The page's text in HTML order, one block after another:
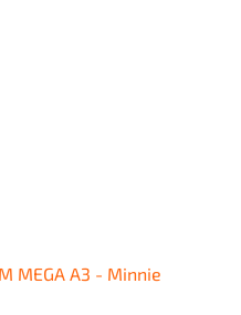
MEGA A3 - Minnie